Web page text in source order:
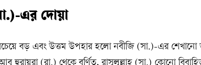
এর দোয়া
বড় এবং উত্তম উপহার হলো নবীজি (সা.)-এর শেখানো